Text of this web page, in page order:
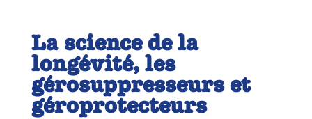
La science de la
longévité, les
gérosuppresseurs et
géroprotecteurs